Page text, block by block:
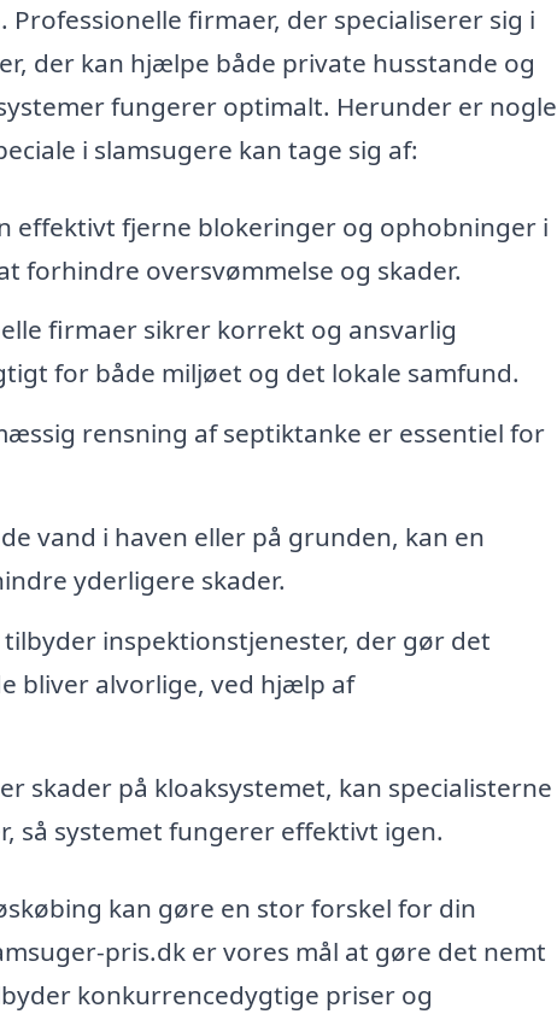
firmaer, der specialiserer sig i
der kan hjælpe både private husstande og
fungerer optimalt. Herunder er nogle
i slamsugere kan tage sig af:
effektivt fjerne blokeringer og ophobninger i
forhindre oversvømmelse og skader.
firmaer sikrer korrekt og ansvarlig
for både miljøet og det lokale samfund.
rensning af septiktanke er essentiel for
vand i haven eller på grunden, kan en
yderligere skader.
inspektionstjenester, der gør det
bliver alvorlige, ved hjælp af
skader på kloaksystemet, kan specialisterne
så systemet fungerer effektivt igen.
kan gøre en stor forskel for din
pris.dk er vores mål at gøre det nemt
konkurrencedygtige priser og